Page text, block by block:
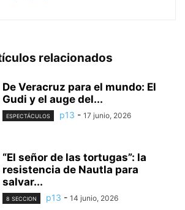
relacionados
De Veracruz para el mundo: El
Gudi y el auge del...
ESPECTÁCULOS p13 - 17 junio, 2026
“El señor de las tortugas”: la
resistencia de Nautla para
salvar...
8 SECCION p13 - 14 junio, 2026